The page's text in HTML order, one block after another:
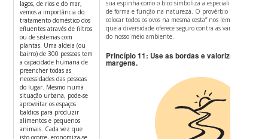
lagos, de rios e do mar,
vemos a importância do
tratamento doméstico dos
efluentes através de filtros
ou de sistemas com
plantas. Uma aldeia (ou
bairro) de 300 pessoas tem
a capacidade humana de
preencher todas as
necessidades das pessoas
do lugar. Mesmo numa
situação urbana, pode-se
aproveitar os espaços
baldios para produzir
alimentos e pequenos
animais. Cada vez que
isto ocorre, economiza-se
sua espinha-como o bico simboliza a especialização
de forma e função na natureza. O provérbio “não
colocar todos os ovos na mesma cesta” nos lembra
que a diversidade oferece seguro contra as variações
do nosso meio ambiente.
Princípio 11: Use as bordas e valorize as
margens.